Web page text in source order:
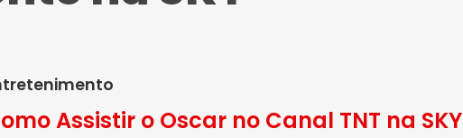
Assistir o Oscar no Canal TNT na SKY